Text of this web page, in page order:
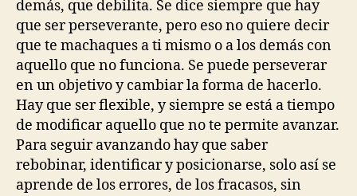
demás, que debilita. Se dice siempre que hay
que ser perseverante, pero eso no quiere decir
que te machaques a ti mismo o a los demás con
aquello que no funciona. Se puede perseverar
en un objetivo y cambiar la forma de hacerlo.
Hay que ser flexible, y siempre se está a tiempo
de modificar aquello que no te permite avanzar.
Para seguir avanzando hay que saber
rebobinar, identificar y posicionarse, solo así se
aprende de los errores, de los fracasos, sin